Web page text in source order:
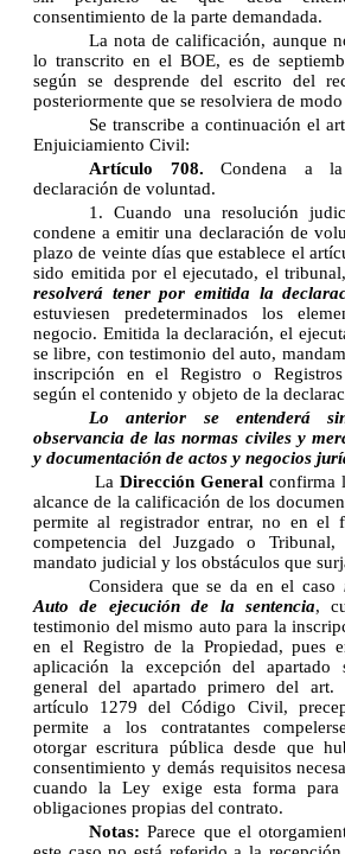
consentimiento de la parte demandada.
La nota de calificación, aunque
lo transcrito en el BOE, es de
según se desprende del escrito del
posteriormente que se resolviera de
Se transcribe a continuación el
Enjuiciamiento Civil:
Artículo 708. Condena a
declaración de voluntad.
1. Cuando una resolución
condene a emitir una declaración de
plazo de veinte días que establece el
sido emitida por el ejecutado, el
resolverá tener por emitida la
estuviesen predeterminados los
negocio. Emitida la declaración, el
se libre, con testimonio del auto,
inscripción en el Registro o Registros
según el contenido y objeto de la
Lo anterior se entenderá
observancia de las normas civiles y
y documentación de actos y negocios
LaDirección General confirma
alcance de la calificación de los
permite al registrador entrar, no en el
competencia del Juzgado o
mandato judicial y los obstáculos que
Considera que se da en el caso
Auto de ejecución de la sentencia,
testimonio del mismo auto para la
en el Registro de la Propiedad, pues
aplicación la excepción del apartado
general del apartado primero del
artículo 1279del Código Civil,
permite a los contratantes
otorgar escritura pública desde que
consentimiento y demás requisitos
cuando la Ley exige esta forma para
obligaciones propias del contrato.
Notas: Parece que el